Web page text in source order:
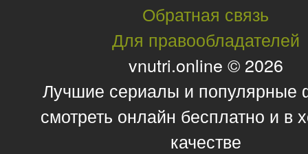
Обратная связь
Для правообладателей
vnutri.online © 2026
Лучшие сериалы и
смотреть онлайн бесплатно и в
качестве